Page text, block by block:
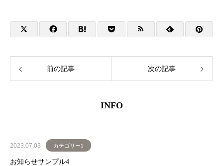
前の記事 次の記事
INFO
2023.07.03 カテゴリー1
お知らせサンプル4